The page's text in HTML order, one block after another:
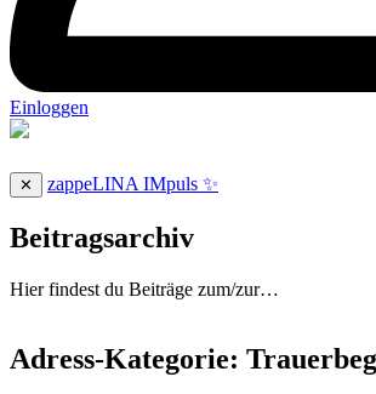
Einloggen
✕ zappeLINA IMpuls ✨
Beitragsarchiv
Hier findest du Beiträge zum/zur…
Adress-Kategorie: